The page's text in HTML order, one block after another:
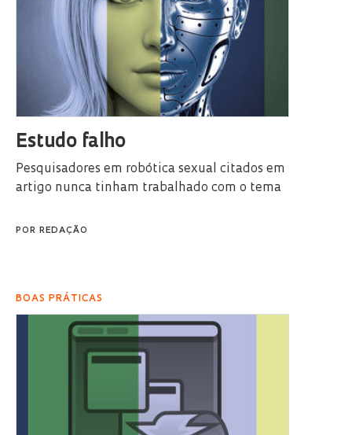
Estudo falho
Pesquisadores em robótica sexual citados em
artigo nunca tinham trabalhado com o tema
POR REDAÇÃO
BOAS PRÁTICAS